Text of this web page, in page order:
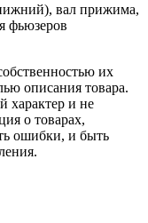
вал прижима,
фьюзеров
их
описания товара.
характер и не
о товарах,
ошибки, и быть